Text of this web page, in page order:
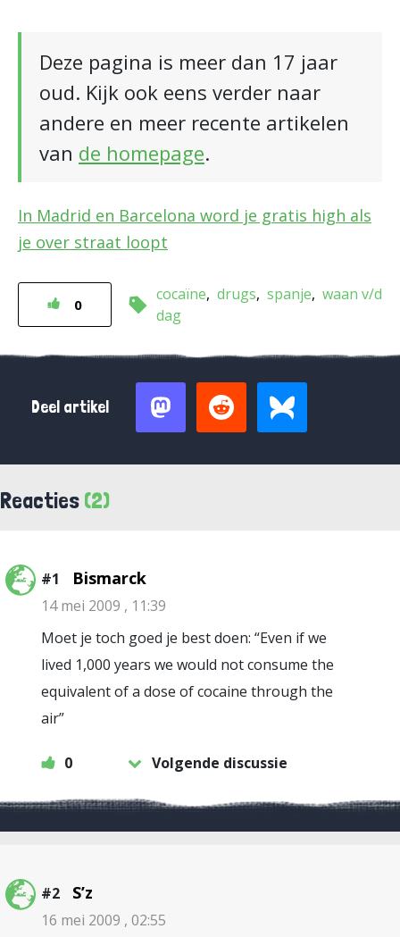
Deze pagina is meer dan 17 jaar
oud. Kijk ook eens verder naar
andere en meer recente artikelen
van de homepage.
In Madrid en Barcelona word je gratis high als
je over straat loopt
0
cocaïne drugs spanje waan v/d
dag
Deel artikel
Reacties (2)
#1 Bismarck
14 mei 2009 , 11:39
Moet je toch goed je best doen: “Even if we
lived 1,000 years we would not consume the
equivalent of a dose of cocaine through the
air”
0 Volgende discussie
#2 S’z
16 mei 2009 , 02:55